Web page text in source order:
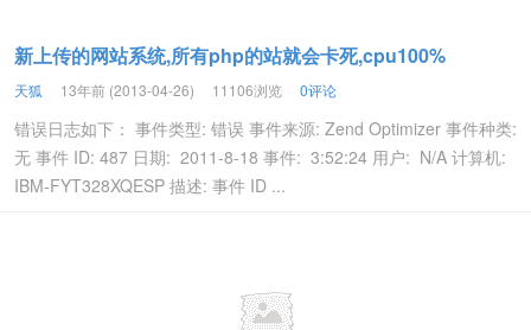
新上传的网站系统,所有php的站就会卡死,cpu100%
天狐 13年前 (2013-04-26) 11106浏览 0评论
错误日志如下： 事件类型: 错误 事件来源: Zend Optimizer 事件种类:
无 事件 ID: 487 日期: 2011-8-18 事件: 3:52:24 用户: N/A 计算机:
IBM-FYT328XQESP 描述: 事件 ID ...